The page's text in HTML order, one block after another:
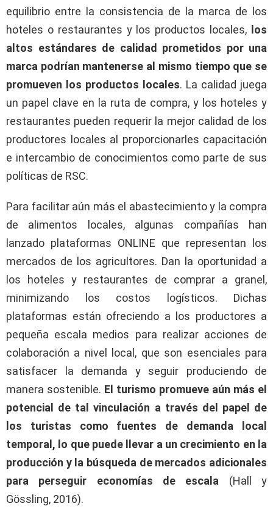
equilibrio entre la consistencia de la marca de los
hoteles o restaurantes y los productos locales,
los
altos estándares de calidad prometidos por una
marca podrían mantenerse al mismo tiempo que se
promueven los productos locales. La calidad juega
un papel clave en la ruta de compra, y los hoteles y
restaurantes pueden requerir la mejor calidad de los
productores locales al proporcionarles capacitación
e intercambio de conocimientos como parte de sus
políticas de RSC.
Para facilitar aún más el abastecimiento y la compra
de alimentos locales, algunas compañías han
lanzado plataformas ONLINE que representan los
mercados de los agricultores. Dan la oportunidad a
los hoteles y restaurantes de comprar a granel,
minimizando los costos logísticos. Dichas
plataformas están ofreciendo a los productores a
pequeña escala medios para realizar acciones de
colaboración a nivel local, que son esenciales para
satisfacer la demanda y seguir produciendo de
manera sostenible. El turismo promueve aún más el
potencial de tal vinculación a través del papel de
los turistas como fuentes de demanda local
temporal, lo que puede llevar a un crecimiento en la
producción y la búsqueda de mercados adicionales
para perseguir economías de escala (Hall y
Gössling, 2016).